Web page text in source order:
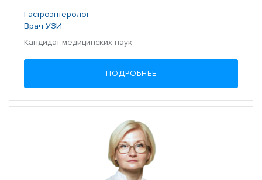
Гастроэнтеролог
Врач УЗИ
Кандидат медицинских наук
ПОДРОБНЕЕ